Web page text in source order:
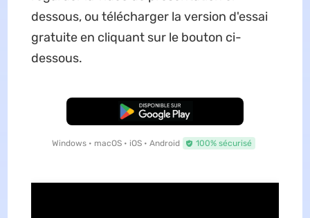
dessous, ou télécharger la version d'essai
gratuite en cliquant sur le bouton ci-
dessous.
TÉLÉCHARGER
Windows • macOS • iOS • Android 100% sécurisé